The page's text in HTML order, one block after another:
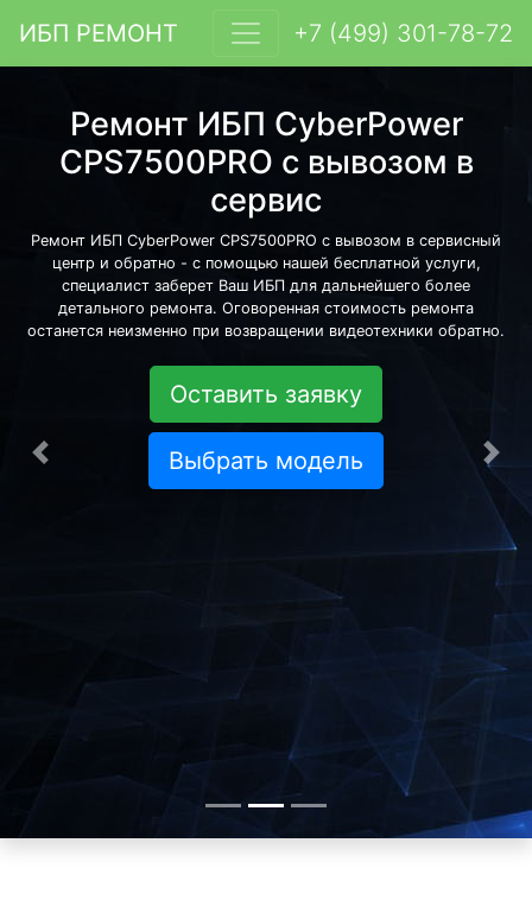
ИБП РЕМОНТ +7 (499) 301-78-72
Ремонт ИБП CyberPower
CPS7500PRO с вывозом в
сервис
Ремонт ИБП CyberPower CPS7500PRO с вывозом в сервисный
центр и обратно - с помощью нашей бесплатной услуги,
специалист заберет Ваш ИБП для дальнейшего более
детального ремонта. Оговоренная стоимость ремонта
останется неизменно при возвращении видеотехники обратно.
Оставить заявку
Выбрать модель
Предыдущая